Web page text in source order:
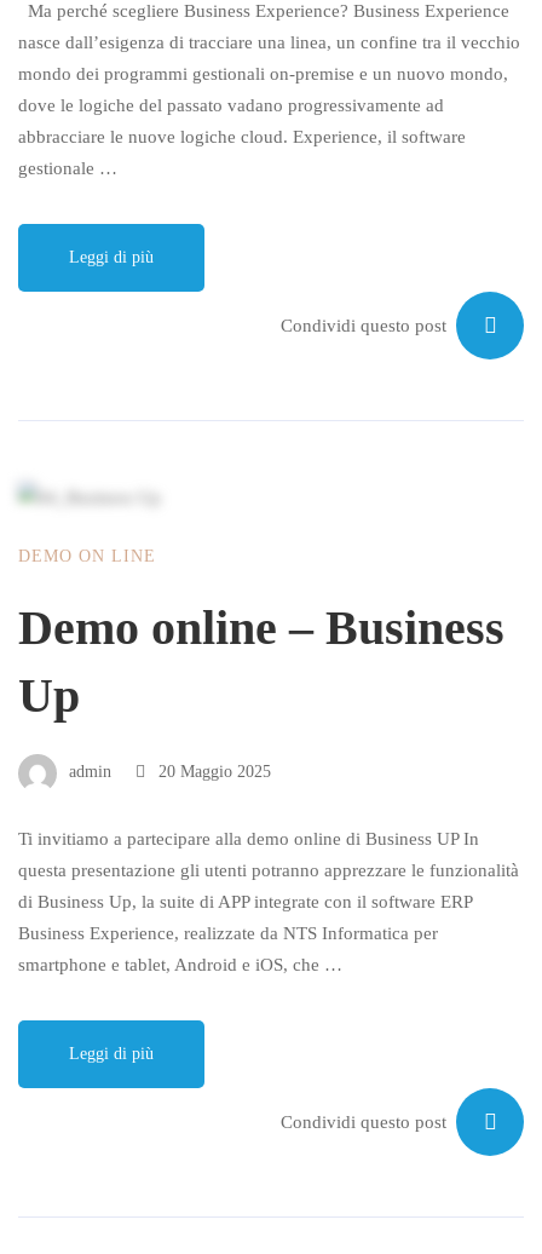
Ma perché scegliere Business Experience? Business Experience
nasce dall’esigenza di tracciare una linea, un confine tra il vecchio
mondo dei programmi gestionali on-premise e un nuovo mondo,
dove le logiche del passato vadano progressivamente ad
abbracciare le nuove logiche cloud. Experience, il software
gestionale …
Leggi di più
Condividi questo post
DEMO ON LINE
Demo online – Business
Up
admin 20 Maggio 2025
Ti invitiamo a partecipare alla demo online di Business UP In
questa presentazione gli utenti potranno apprezzare le funzionalità
di Business Up, la suite di APP integrate con il software ERP
Business Experience, realizzate da NTS Informatica per
smartphone e tablet, Android e iOS, che …
Leggi di più
Condividi questo post